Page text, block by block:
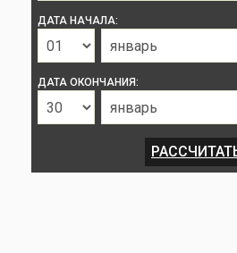
ДАТА НАЧАЛА:
ДАТА ОКОНЧАНИЯ: